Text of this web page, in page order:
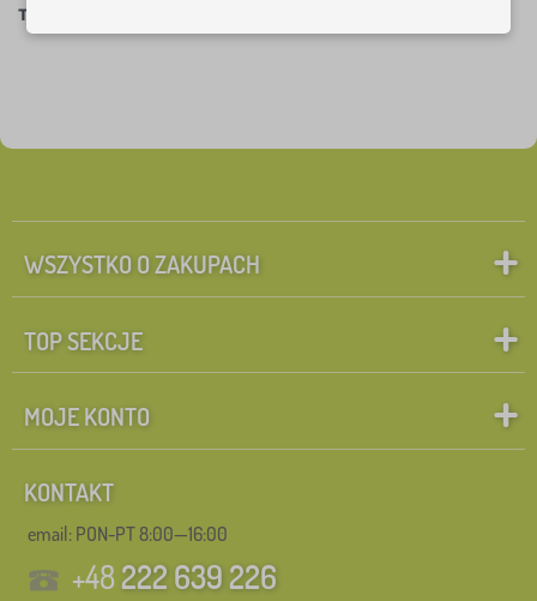
Tapety
WSZYSTKO O ZAKUPACH
TOP SEKCJE
MOJE KONTO
KONTAKT
email: PON-PT 8:00—16:00
+48222 639 226